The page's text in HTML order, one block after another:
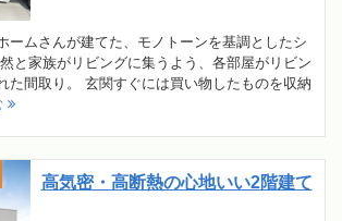
ームさんが建てた、モノトーンを基調としたシ
と家族がリビングに集うよう、各部屋がリビン
た間取り。 玄関すぐには買い物したものを収納
高気密・高断熱の心地いい2階建て